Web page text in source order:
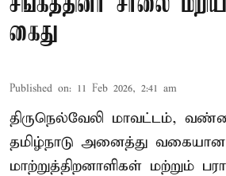
கைது
Published on: 11 Feb 2026, 2:41 am
திருநெல்வேலி மாவட்டம்,
தமிழ்நாடு அனைத்து வகையான
மாற்றுத்திறனாளிகள் மற்றும்